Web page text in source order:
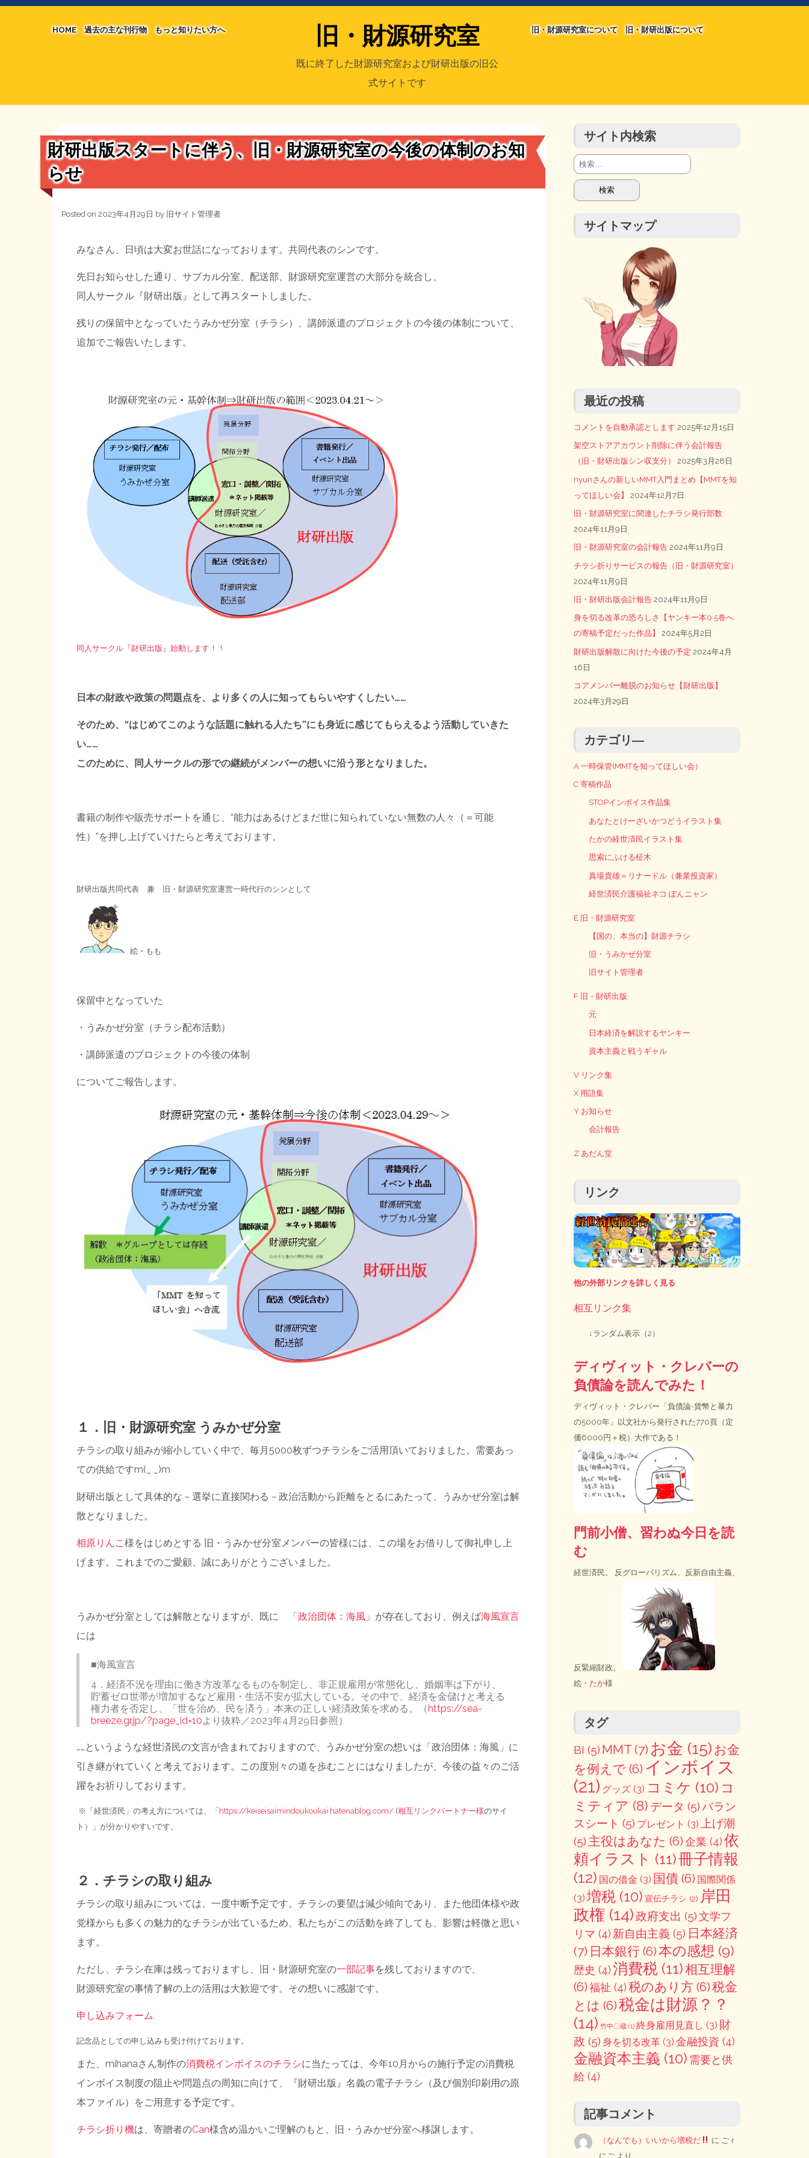
HOME 過去の主な刊行物 もっと知りたい方へ
たかの経世済民イラスト集
旧・財源研究室
既に終了した財源研究室および財研出版の旧公
式サイトです
旧・財源研究室について 旧・財研出版について
財研出版スタートに伴う、旧・財源研究室の今後の体制のお知
らせ
Posted on 2023年4月29日 by 旧サイト管理者
みなさん、日頃は大変お世話になっております。共同代表のシンです。
先日お知らせした通り、サブカル分室、配送部、財源研究室運営の大部分を統合し、
同人サークル『財研出版』として再スタートしました。
残りの保留中となっていたうみかぜ分室（チラシ）、講師派遣のプロジェクトの今後の体制について、
追加でご報告いたします。
同人サークル『財研出版』始動します！！
日本の財政や政策の問題点を、より多くの人に知ってもらいやすくしたい……
そのため、“はじめてこのような話題に触れる人たち”にも身近に感じてもらえるよう活動していきた
い……
このために、同人サークルの形での継続がメンバーの想いに沿う形となりました。
書籍の制作や販売サポートを通じ、“能力はあるけどまだ世に知られていない無数の人々（＝可能
性）”を押し上げていけたらと考えております。
財研出版共同代表 兼 旧・財源研究室運営一時代行のシンとして
絵・もも
保留中となっていた
・うみかぜ分室（チラシ配布活動）
・講師派遣のプロジェクトの今後の体制
についてご報告します。
１．旧・財源研究室 うみかぜ分室
チラシの取り組みが縮小していく中で、毎月5000枚ずつチラシをご活用頂いておりました。需要あっ
ての供給ですm(_ _)m
財研出版として具体的な－選挙に直接関わる－政治活動から距離をとるにあたって、うみかぜ分室は解
散となりました。
相原りんこ様をはじめとする 旧・うみかぜ分室メンバーの皆様には、この場をお借りして御礼申し上
げます。これまでのご愛顧、誠にありがとうございました。
うみかぜ分室としては解散となりますが、既に 「政治団体：海風 」が存在しており、例えば海風宣言
には
■海風宣言
4．経済不況を理由に働き方改革なるものを制定し、非正規雇用が常態化し、婚姻率は下がり、
貯蓄ゼロ世帯が増加するなど雇用・生活不安が拡大している。その中で、経済を金儲けと考える
権力者を否定し、「世を治め、民を済う」本来の正しい経済政策を求める。（https://sea-
breeze.gr.jp/?page_id=10より抜粋／2023年4月29日参照）
……というような経世済民の文言が含まれておりますので、うみかぜ分室の想いは「政治団体：海風」に
引き継がれていくと考えております。この度別々の道を歩むことにはなりましたが、今後の益々のご活
躍をお祈りしております。
※「経世済民」の考え方については、「 https://keiseisaimindoukoukai.hatenablog.com/ (相互リンクパートナー様のサイ
ト）」が分かりやすいです。
２．チラシの取り組み
チラシの取り組みについては、一度中断予定です。チラシの要望は減少傾向であり、また他団体様や政
党様からも多くの魅力的なチラシが出ているため、私たちがこの活動を終了しても、影響は軽微と思い
ます。
ただし、チラシ在庫は残っておりますし、旧・財源研究室の一部記事を残しておりますので、
財源研究室の事情了解の上の活用は大歓迎です。その想いに感謝です。
申し込みフォーム
記念品としての申し込みも受け付けております。
また、mihanaさん制作の消費税インボイスのチラシに当たっては、今年10月からの施行予定の消費税
インボイス制度の阻止や問題点の周知に向けて、『財研出版』名義の電子チラシ（及び個別印刷用の原
本ファイル）をご用意する予定です。
チラシ折り機は、寄贈者のCan様含め温かいご理解のもと、旧・うみかぜ分室へ移譲します。
サイト内検索
検
索:
サイトマップ
最近の投稿
コメントを自動承認とします 2025年12月15日
架空ストアアカウント削除に伴う会計報告
（旧・財研出版シン収支分）
2025年3月28日
nyunさんの新しいMMT入門まとめ【MMTを知
ってほしい会】
2024年12月7日
旧・財源研究室に関連したチラシ発行部数
2024年11月9日
旧・財源研究室の会計報告 2024年11月9日
チラシ折りサービスの報告（旧・財源研究室）
2024年11月9日
旧・財研出版会計報告 2024年11月9日
身を切る改革の恐ろしさ【ヤンキー本0.5巻へ
の寄稿予定だった作品】
2024年5月2日
財研出版解散に向けた今後の予定 2024年4月
16日
コアメンバー離脱のお知らせ【財研出版】
2024年3月29日
カテゴリ―
A 一時保管(MMTを知ってほしい会）
C 寄稿作品
STOPインボイス作品集
あなたとけーざいかつどうイラスト集
たかの経世済民イラスト集
思索にふける柾木
真場貴雄＝リナードル（兼業投資家）
経世済民介護福祉ネコ ぽんニャン
E 旧・財源研究室
【国の、本当の】財源チラシ
旧・うみかぜ分室
旧サイト管理者
F 旧・財研出版
元
日本経済を解説するヤンキー
資本主義と戦うギャル
V リンク集
X 用語集
Y お知らせ
会計報告
Z あだん堂
リンク
他の外部リンクを詳しく見る
相互リンク集
↓ランダム表示（2）
ディヴィット・クレバーの
負債論を読んでみた！
ディヴィット・クレバー「負債論-貨幣と暴力
の5000年」以文社から発行された770頁（定
価6000円＋税）大作である！
門前小僧、習わぬ今日を読
む
経世済民。 反グローバリズム、反新自由主義、
反緊縮財政。
絵・ たか様
タグ
BI (5) MMT(7) お金 (15) お金
を例えで(6) インボイス
(21) グッズ(3) コミケ (10) コ
ミティア (8) データ (5)バラン
スシート (5) プレゼント (3) 上げ潮
(5) 主役はあなた (6)企業 (4)依
頼イラスト (11)冊子情報
(12) 国の借金 (3) 国債(6) 国際関係
(3) 増税(10) 宣伝チラシ (2) 岸田
政権 (14)政府支出 (5)文学フ
リマ (4) 新自由主義 (5) 日本経済
(7) 日本銀行(6)本の感想 (9)
歴史 (4)消費税(11)相互理解
(6)福祉 (4)税のあり方(6)税金
とは (6)税金は財源？？
(14) 竹中〇蔵(1) 終身雇用見直し (3) 財
政 (5) 身を切る改革(3) 金融投資 (4)
金融資本主義 (10) 需要と供
給 (4)
記事コメント
（なんでも）いいから増税だ に ごｒ
にご より